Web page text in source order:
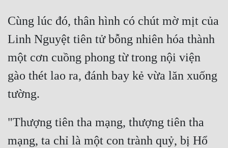
Cùng lúc đó, thân hình có chút mờ mịt của
Linh Nguyệt tiên tử bỗng nhiên hóa thành
một cơn cuồng phong từ trong nội viện
gào thét lao ra, đánh bay kẻ vừa lăn xuống
"Thượng tiên tha mạng, thượng tiên tha
mạng, ta chỉ là một con trành quỷ, bị Hổ